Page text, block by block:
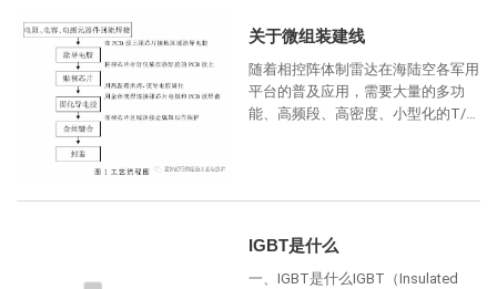
关于微组装建线
随着相控阵体制雷达在海陆空各军用
平台的普及应用，需要大量的多功
能、高频段、高密度、小型化的T/R
IGBT是什么
一、IGBT是什么IGBT（Insulated